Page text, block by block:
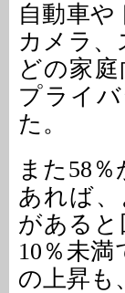
自動車
カメラ
どの家
プライ
た。
また58
あれば
があると
10％未
の上昇も